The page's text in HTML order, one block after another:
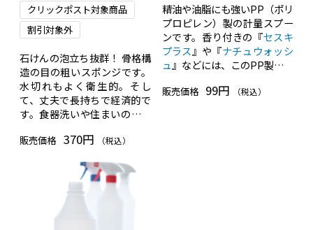
クリックポスト対象商品
割引対象外
石けんの泡立ち抜群！ 骨格構
造の目の粗いスポンジです。
水切れもよく衛生的。そし
て、丈夫で長持ちで経済的で
す。食器洗いや住まいのお掃
販売価格 370円 （税込）
精油や油脂にも強いPP（ポリ
プロピレン）製の計量スプー
ンです。香り付きの『セスキ
プラス 』や『ナチュウォッシ
ュ 』などには、このPP製のス
販売価格 99円 （税込）